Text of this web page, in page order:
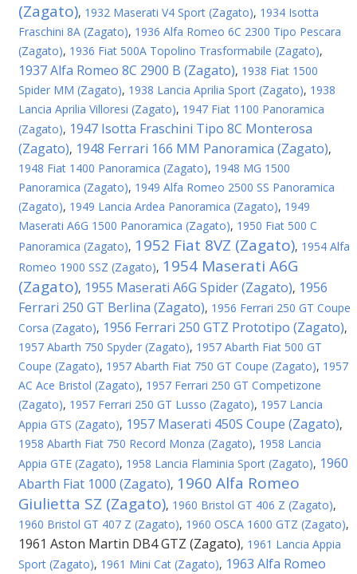
(Zagato), 1932 Maserati V4 Sport (Zagato), 1934 Isotta
Fraschini 8A (Zagato), 1936 Alfa Romeo 6C 2300 Tipo Pescara
(Zagato), 1936 Fiat 500A Topolino Trasformabile (Zagato),
1937 Alfa Romeo 8C 2900 B (Zagato), 1938 Fiat 1500
Spider MM (Zagato), 1938 Lancia Aprilia Sport (Zagato), 1938
Lancia Aprilia Villoresi (Zagato), 1947 Fiat 1100 Panoramica
(Zagato), 1947 Isotta Fraschini Tipo 8C Monterosa
(Zagato), 1948 Ferrari 166 MM Panoramica (Zagato),
1948 Fiat 1400 Panoramica (Zagato), 1948 MG 1500
Panoramica (Zagato), 1949 Alfa Romeo 2500 SS Panoramica
(Zagato), 1949 Lancia Ardea Panoramica (Zagato), 1949
Maserati A6G 1500 Panoramica (Zagato), 1950 Fiat 500 C
Panoramica (Zagato), 1952 Fiat 8VZ (Zagato), 1954 Alfa
Romeo 1900 SSZ (Zagato), 1954 Maserati A6G
(Zagato), 1955 Maserati A6G Spider (Zagato), 1956
Ferrari 250 GT Berlina (Zagato), 1956 Ferrari 250 GT Coupe
Corsa (Zagato), 1956 Ferrari 250 GTZ Prototipo (Zagato),
1957 Abarth 750 Spyder (Zagato), 1957 Abarth Fiat 500 GT
Coupe (Zagato), 1957 Abarth Fiat 750 GT Coupe (Zagato), 1957
AC Ace Bristol (Zagato), 1957 Ferrari 250 GT Competizone
(Zagato), 1957 Ferrari 250 GT Lusso (Zagato), 1957 Lancia
Appia GTS (Zagato), 1957 Maserati 450S Coupe (Zagato),
1958 Abarth Fiat 750 Record Monza (Zagato), 1958 Lancia
Appia GTE (Zagato), 1958 Lancia Flaminia Sport (Zagato), 1960
Abarth Fiat 1000 (Zagato), 1960 Alfa Romeo
Giulietta SZ (Zagato), 1960 Bristol GT 406 Z (Zagato),
1960 Bristol GT 407 Z (Zagato), 1960 OSCA 1600 GTZ (Zagato),
1961 Aston Martin DB4 GTZ (Zagato), 1961 Lancia Appia
Sport (Zagato), 1961 Mini Cat (Zagato), 1963 Alfa Romeo